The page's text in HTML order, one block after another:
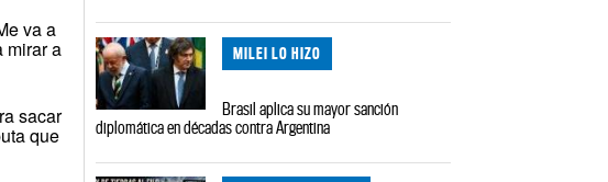
va a
mirar a
sacar
que
MILEI LO HIZO
Brasil aplica su mayor sanción
diplomática en décadas contra Argentina